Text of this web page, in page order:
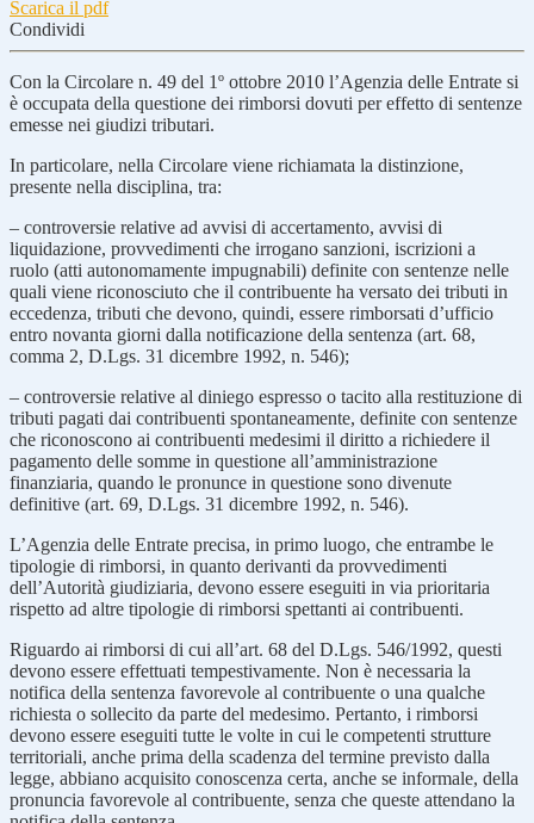
Scarica il pdf
Condividi
Con la Circolare n. 49 del 1º ottobre 2010 l’Agenzia delle Entrate si
è occupata della questione dei rimborsi dovuti per effetto di sentenze
emesse nei giudizi tributari.
In particolare, nella Circolare viene richiamata la distinzione,
presente nella disciplina, tra:
– controversie relative ad avvisi di accertamento, avvisi di
liquidazione, provvedimenti che irrogano sanzioni, iscrizioni a
ruolo (atti autonomamente impugnabili) definite con sentenze nelle
quali viene riconosciuto che il contribuente ha versato dei tributi in
eccedenza, tributi che devono, quindi, essere rimborsati d’ufficio
entro novanta giorni dalla notificazione della sentenza (art. 68,
comma 2, D.Lgs. 31 dicembre 1992, n. 546);
– controversie relative al diniego espresso o tacito alla restituzione di
tributi pagati dai contribuenti spontaneamente, definite con sentenze
che riconoscono ai contribuenti medesimi il diritto a richiedere il
pagamento delle somme in questione all’amministrazione
finanziaria, quando le pronunce in questione sono divenute
definitive (art. 69, D.Lgs. 31 dicembre 1992, n. 546).
L’Agenzia delle Entrate precisa, in primo luogo, che entrambe le
tipologie di rimborsi, in quanto derivanti da provvedimenti
dell’Autorità giudiziaria, devono essere eseguiti in via prioritaria
rispetto ad altre tipologie di rimborsi spettanti ai contribuenti.
Riguardo ai rimborsi di cui all’art. 68 del D.Lgs. 546/1992, questi
devono essere effettuati tempestivamente. Non è necessaria la
notifica della sentenza favorevole al contribuente o una qualche
richiesta o sollecito da parte del medesimo. Pertanto, i rimborsi
devono essere eseguiti tutte le volte in cui le competenti strutture
territoriali, anche prima della scadenza del termine previsto dalla
legge, abbiano acquisito conoscenza certa, anche se informale, della
pronuncia favorevole al contribuente, senza che queste attendano la